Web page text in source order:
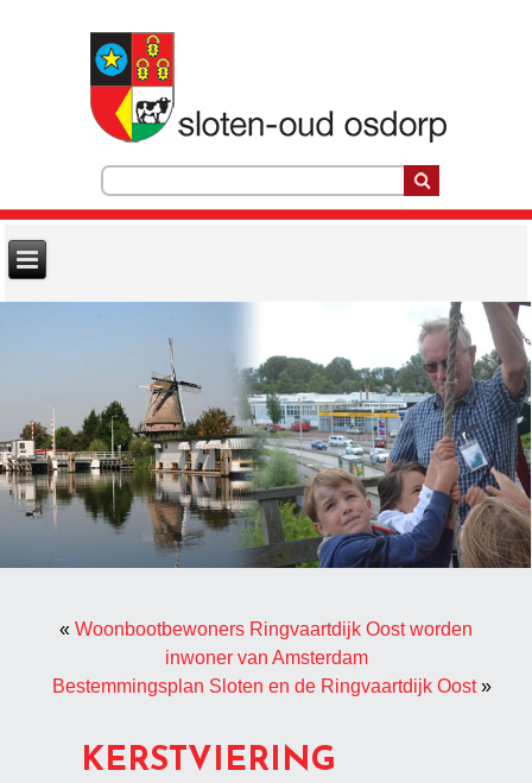
« Woonbootbewoners Ringvaartdijk Oost worden
inwoner van Amsterdam
Bestemmingsplan Sloten en de Ringvaartdijk Oost»
KERSTVIERING